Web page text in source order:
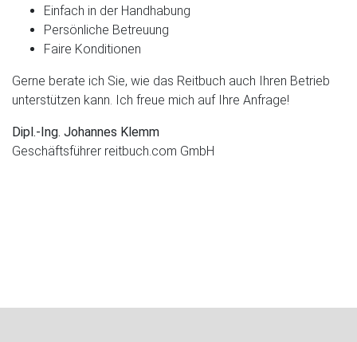
Einfach in der Handhabung
Persönliche Betreuung
Faire Konditionen
Gerne berate ich Sie, wie das Reitbuch auch Ihren Betrieb
unterstützen kann. Ich freue mich auf Ihre Anfrage!
Dipl.-Ing. Johannes Klemm
Geschäftsführer reitbuch.com GmbH